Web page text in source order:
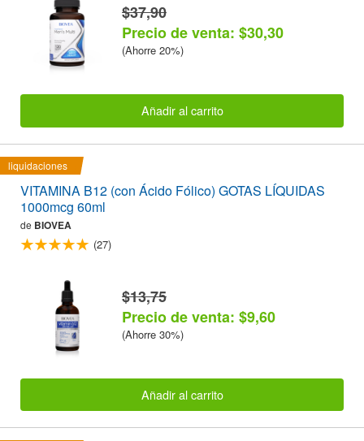
$37,90
Precio de venta: $30,30
(Ahorre 20%)
Añadir al carrito
liquidaciones
VITAMINA B12 (con Ácido Fólico) GOTAS LÍQUIDAS
1000mcg 60ml
de BIOVEA
(27)
$13,75
Precio de venta: $9,60
(Ahorre 30%)
Añadir al carrito